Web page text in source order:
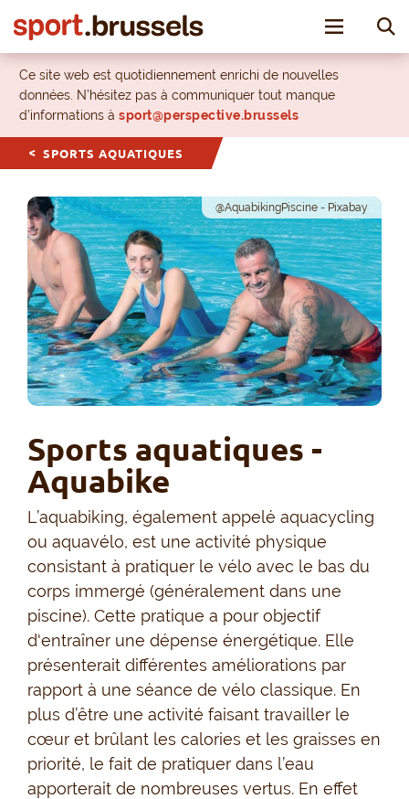
Toggle
Ce site web est quotidiennement enrichi de nouvelles
données. N’hésitez pas à communiquer tout manque
d’informations à sport@perspective.brussels
SPORTS AQUATIQUES
@AquabikingPiscine - Pixabay
Sports aquatiques -
Aquabike
L’aquabiking, également appelé aquacycling
ou aquavélo, est une activité physique
consistant à pratiquer le vélo avec le bas du
corps immergé (généralement dans une
piscine). Cette pratique a pour objectif
d'entraîner une dépense énergétique. Elle
présenterait différentes améliorations par
rapport à une séance de vélo classique. En
plus d’être une activité faisant travailler le
cœur et brûlant les calories et les graisses en
priorité, le fait de pratiquer dans l’eau
apporterait de nombreuses vertus. En effet